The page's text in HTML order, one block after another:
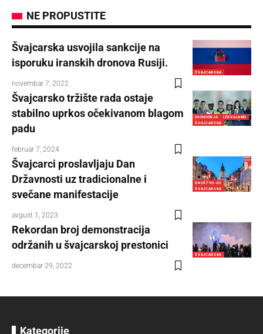
NE PROPUSTITE
ŠVAJCARSKA
Švajcarska usvojila sankcije na
isporuku iranskih dronova Rusiji.
novembar 7, 2022
EKONOMIJA
IZDVAJAMO
ŠVAJCARSKA
Švajcarsko tržište rada ostaje
stabilno uprkos očekivanom blagom
padu
februar 7, 2024
DRUŠTVO-CH
ŠVAJCARSKA
Švajcarci proslavljaju Dan
Državnosti uz tradicionalne i
svečane manifestacije
avgust 1, 2023
ŠVAJCARSKA
Rekordan broj demonstracija
održanih u švajcarskoj prestonici
decembar 29, 2022
Kategorije